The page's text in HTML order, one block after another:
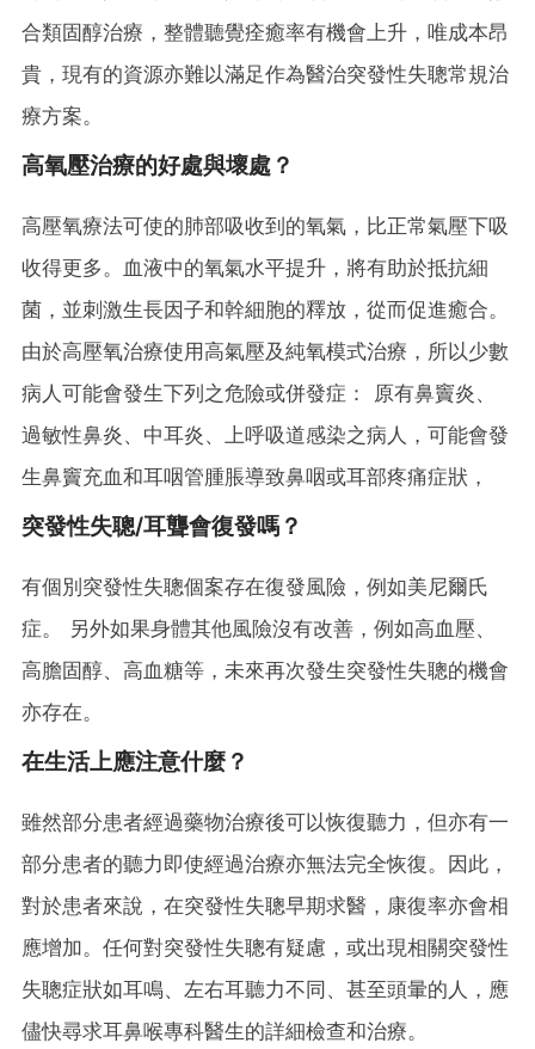
合類固醇治療，整體聽覺痊癒率有機會上升，唯成本昂
貴，現有的資源亦難以滿足作為醫治突發性失聰常規治
療方案。
高氧壓治療的好處與壞處？
高壓氧療法可使的肺部吸收到的氧氣，比正常氣壓下吸
收得更多。血液中的氧氣水平提升，將有助於抵抗細
菌，並刺激生長因子和幹細胞的釋放，從而促進癒合。
由於高壓氧治療使用高氣壓及純氧模式治療，所以少數
病人可能會發生下列之危險或併發症： 原有鼻竇炎、
過敏性鼻炎、中耳炎、上呼吸道感染之病人，可能會發
生鼻竇充血和耳咽管腫脹導致鼻咽或耳部疼痛症狀，
突發性失聰/耳聾會復發嗎？
有個別突發性失聰個案存在復發風險，例如美尼爾氏
症。 另外如果身體其他風險沒有改善，例如高血壓、
高膽固醇、高血糖等，未來再次發生突發性失聰的機會
亦存在。
在生活上應注意什麼？
雖然部分患者經過藥物治療後可以恢復聽力，但亦有一
部分患者的聽力即使經過治療亦無法完全恢復。因此，
對於患者來說，在突發性失聰早期求醫，康復率亦會相
應增加。任何對突發性失聰有疑慮，或出現相關突發性
失聰症狀如耳鳴、左右耳聽力不同、甚至頭暈的人，應
儘快尋求耳鼻喉專科醫生的詳細檢查和治療。